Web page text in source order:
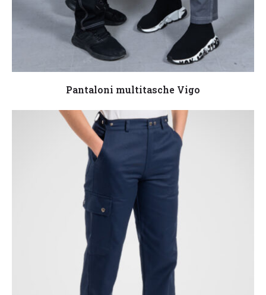
Leggi tutto
Pantaloni multitasche Vigo